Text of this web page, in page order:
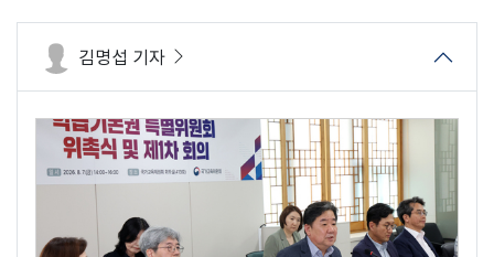
김명섭 기자